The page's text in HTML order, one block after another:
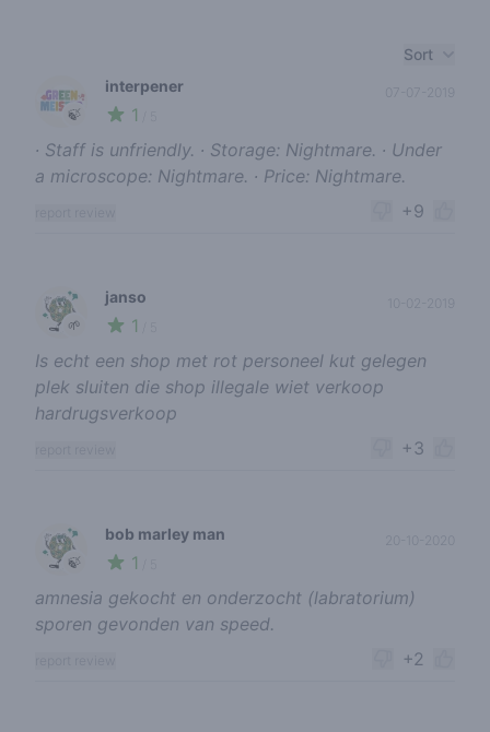
Sort
🍃
interpener
1
∙ Staff is unfriendly. ∙ Storage: Nightmare. ∙ Under
a microscope: Nightmare. ∙ Price: Nightmare.
+9
🌱
janso
1
Is echt een shop met rot personeel kut gelegen
plek sluiten die shop illegale wiet verkoop
hardrugsverkoop
+3
🍃
bob marley man
1
amnesia gekocht en onderzocht (labratorium)
sporen gevonden van speed.
+2